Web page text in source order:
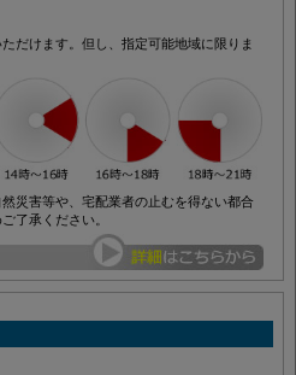
だけます。但し、指定可能地域に限りま
災害等や、宅配業者の止むを得ない都合
了承ください。